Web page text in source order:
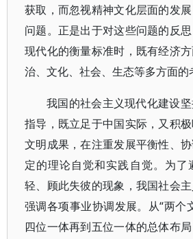
获取，而忽视精神文化层面的发
问题。正是出于对这些问题的反
现代化的衡量标准时，既有经济
治、文化、社会、生态等多方面的
我国的社会主义现代化建设
指导，既立足于中国实际，又积
文明成果，在注重发展平衡性、
定的理论自觉和实践自觉。为了
轻、顾此失彼的现象，我国社会
强调各项事业协调发展。从“两个
四位一体再到五位一体的总体布